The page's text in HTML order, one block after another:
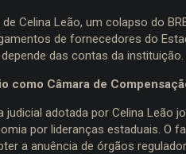
Celina Leão, um colapso do
de fornecedores do
das contas da
como Câmara de
judicial adotada por Celina Leão
por lideranças estaduais. O
a anuência de órgãos